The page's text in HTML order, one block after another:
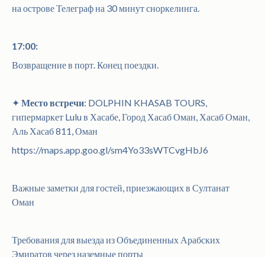
на острове Телеграф на 30 минут сноркелинга.
17:00:
Возвращение в порт. Конец поездки.
✦ Место встречи: DOLPHIN KHASAB TOURS,
гипермаркет Lulu в Хасабе, Город Хасаб Оман, Хасаб Оман,
Аль Хасаб 811, Оман
https://maps.app.goo.gl/sm4Yo33sWTCvgHbJ6
Важные заметки для гостей, приезжающих в Султанат
Оман
Требования для выезда из Объединенных Арабских
Эмиратов через наземные порты